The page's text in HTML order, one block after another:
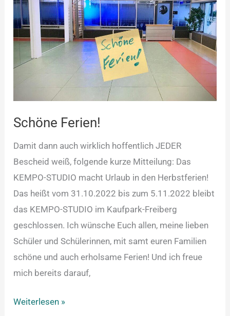
Schöne Ferien!
Damit dann auch wirklich hoffentlich JEDER
Bescheid weiß, folgende kurze Mitteilung: Das
KEMPO-STUDIO macht Urlaub in den Herbstferien!
Das heißt vom 31.10.2022 bis zum 5.11.2022 bleibt
das KEMPO-STUDIO im Kaufpark-Freiberg
geschlossen. Ich wünsche Euch allen, meine lieben
Schüler und Schülerinnen, mit samt euren Familien
schöne und auch erholsame Ferien! Und ich freue
mich bereits darauf,
Ferien!
Weiterlesen »